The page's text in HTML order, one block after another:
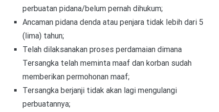
perbuatan pidana/belum pernah dihukum;
Ancaman pidana denda atau penjara tidak lebih dari 5
(lima) tahun;
Telah dilaksanakan proses perdamaian dimana
Tersangka telah meminta maaf dan korban sudah
memberikan permohonan maaf;
Tersangka berjanji tidak akan lagi mengulangi
perbuatannya;